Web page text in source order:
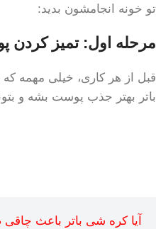
تو خونه انجامشون بدید:
مرحله اول: تمیز کردن
قبل از هر کاری، خیلی مهمه
باتر بهتر جذب پوست بشه و
آیا کره شی باتر باعث